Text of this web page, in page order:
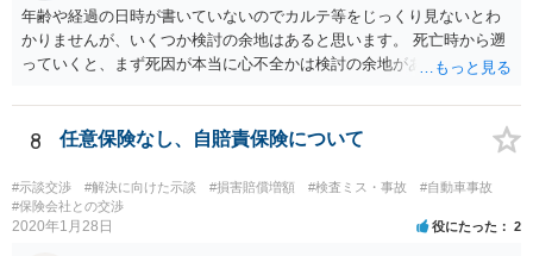
年齢や経過の日時が書いていないのでカルテ等をじっくり見ないとわ
かりませんが、いくつか検討の余地はあると思います。 死亡時から遡
っていくと、まず死因が本当に心不全かは検討の余地があります。腹
こまでしたのか、またしたとして死亡を防げたのかどうかという因果
関係の問題もあります。 さらに遡ると、C病院の手術に問題はなかっ
前は問題なさそうですが、転院が多いのでそんなに転院が必要だった
のかも一応は検討材料だと思います。 いずれにしてもお近くの弁護士
にカルテ等を持って行って相談されたらいかがでしょうか。 頑張って
8 任意保険なし、自賠責保険について
#示談交渉 #解決に向けた示談 #損害賠償増額 #検査ミス・事故
#自動車事故
#保険会社との交渉
2020年1月28日 役にたった 2